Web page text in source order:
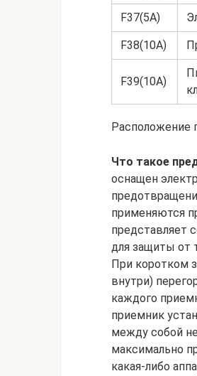
F37(5A)
F38(10A)
F39(10A)
Расположение
Что такое
оснащен
применяются
представляет
для защиты от
При коротком
внутри)
каждого
приемник
между собой
максимально
какая-либо